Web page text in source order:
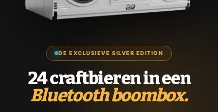
DE EXCLUSIEVE SILVER EDITION
24 craftbieren in een
Bluetooth boombox.